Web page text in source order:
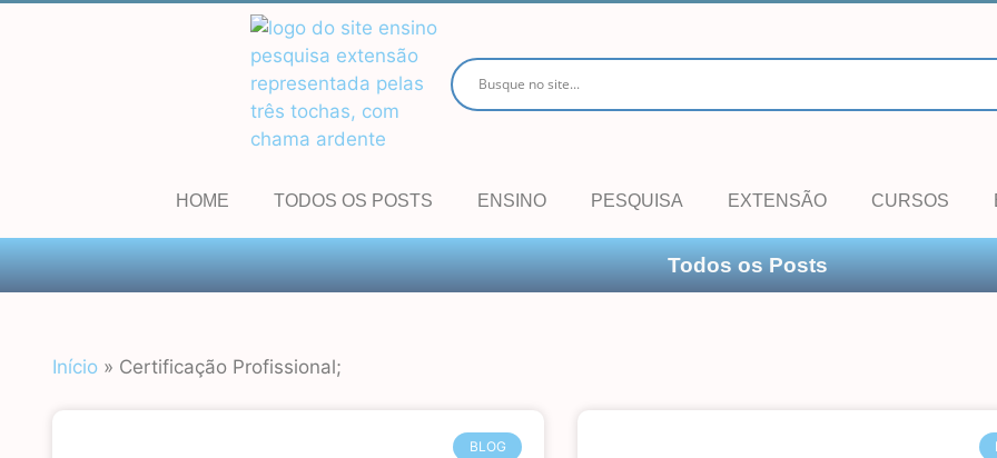
HOME TODOS OS POSTS ENSINO PESQUISA EXTENSÃO CURSOS
Todos os Posts
Início » Certificação Profissional;
BLOG